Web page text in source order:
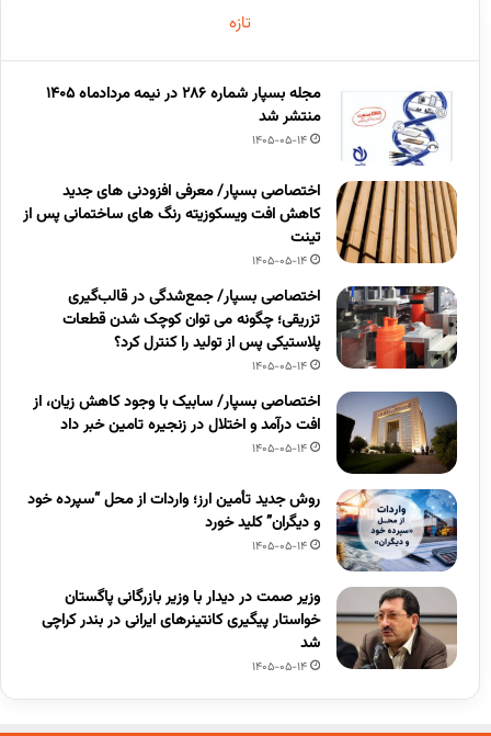
تازه
مجله بسپار شماره 286 در نیمه مردادماه 1405
منتشر شد
1405-05-14
اختصاصی بسپار/ معرفی افزودنی های جدید
کاهش افت ویسکوزیته رنگ های ساختمانی پس از
تینت
1405-05-14
اختصاصی بسپار/ جمع‌شدگی در قالب‌گیری
تزریقی؛ چگونه می توان کوچک شدن قطعات
پلاستیکی پس از تولید را کنترل کرد؟
1405-05-14
اختصاصی بسپار/ سابیک با وجود کاهش زیان، از
افت درآمد و اختلال در زنجیره تامین خبر داد
1405-05-14
روش جدید تأمین ارز؛ واردات از محل “سپرده خود
و دیگران” کلید خورد
1405-05-14
وزیر صمت در دیدار با وزیر بازرگانی پاگستان
خواستار پیگیری کانتینرهای ایرانی در بندر کراچی
شد
1405-05-14